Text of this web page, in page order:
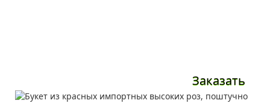
Заказать